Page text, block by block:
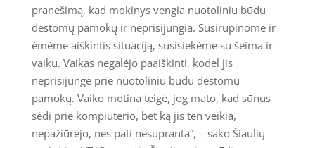
pranešimą, kad mokinys vengia nuotoliniu būdu
dėstomų pamokų ir neprisijungia. Susirūpinome ir
ėmėme aiškintis situaciją, susisiekėme su šeima ir
vaiku. Vaikas negalėjo paaiškinti, kodėl jis
neprisijungė prie nuotoliniu būdu dėstomų
pamokų. Vaiko motina teigė, jog mato, kad sūnus
sėdi prie kompiuterio, bet ką jis ten veikia,
nepažiūrėjo, nes pati nesupranta“, – sako Šiaulių